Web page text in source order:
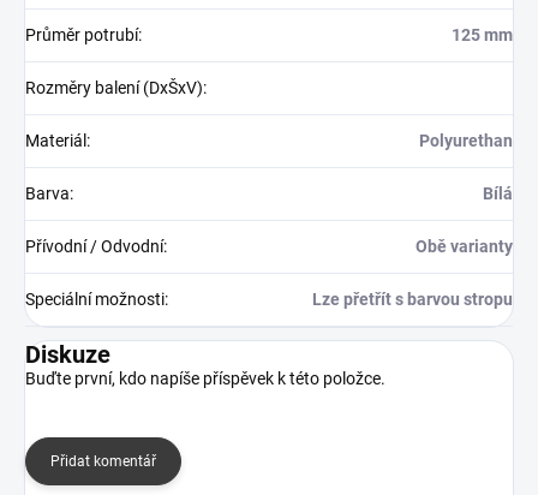
Průměr potrubí: 125 mm
Rozměry balení (DxŠxV):
Materiál : Polyurethan
Barva: Bílá
Přívodní / Odvodní: Obě varianty
Speciální možnosti: Lze přetřít s barvou stropu
Diskuze
Buďte první, kdo napíše příspěvek k této položce.
Přidat komentář